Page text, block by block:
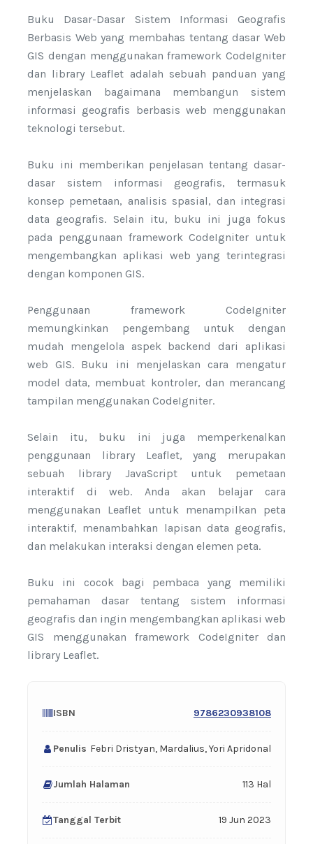
Buku Dasar-Dasar Sistem Informasi Geografis
Berbasis Web yang membahas tentang dasar Web
GIS dengan menggunakan framework CodeIgniter
dan library Leaflet adalah sebuah panduan yang
menjelaskan bagaimana membangun sistem
informasi geografis berbasis web menggunakan
teknologi tersebut.
Buku ini memberikan penjelasan tentang dasar-
dasar sistem informasi geografis, termasuk
konsep pemetaan, analisis spasial, dan integrasi
data geografis. Selain itu, buku ini juga fokus
pada penggunaan framework CodeIgniter untuk
mengembangkan aplikasi web yang terintegrasi
dengan komponen GIS.
Penggunaan framework CodeIgniter
memungkinkan pengembang untuk dengan
mudah mengelola aspek backend dari aplikasi
web GIS. Buku ini menjelaskan cara mengatur
model data, membuat kontroler, dan merancang
tampilan menggunakan CodeIgniter.
Selain itu, buku ini juga memperkenalkan
penggunaan library Leaflet, yang merupakan
sebuah library JavaScript untuk pemetaan
interaktif di web. Anda akan belajar cara
menggunakan Leaflet untuk menampilkan peta
interaktif, menambahkan lapisan data geografis,
dan melakukan interaksi dengan elemen peta.
Buku ini cocok bagi pembaca yang memiliki
pemahaman dasar tentang sistem informasi
geografis dan ingin mengembangkan aplikasi web
GIS menggunakan framework CodeIgniter dan
library Leaflet.
ISBN 9786230938108
Penulis Febri Dristyan, Mardalius, Yori Apridonal
Jumlah Halaman 113 Hal
Tanggal Terbit 19 Jun 2023